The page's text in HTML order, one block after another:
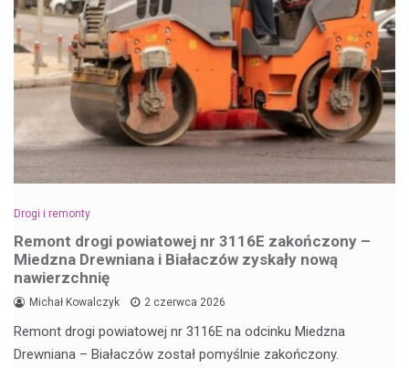
Drogi i remonty
Remont drogi powiatowej nr 3116E zakończony –
Miedzna Drewniana i Białaczów zyskały nową
nawierzchnię
Michał Kowalczyk 2 czerwca 2026
Remont drogi powiatowej nr 3116E na odcinku Miedzna
Drewniana – Białaczów został pomyślnie zakończony.